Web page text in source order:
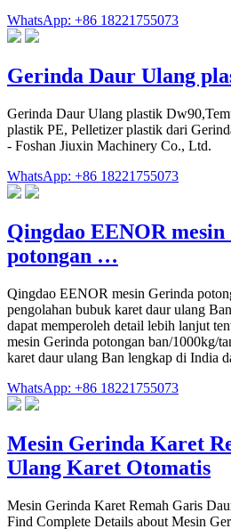
WhatsApp: +86 18221755073
Gerinda Daur Ulang
Gerinda Daur Ulang plastik
plastik PE, Pelletizer plastik dari
- Foshan Jiuxin Machinery Co., Ltd.
WhatsApp: +86 18221755073
Qingdao EENOR
potongan …
Qingdao EENOR mesin Gerinda
pengolahan bubuk karet daur ulang
dapat memperoleh detail lebih lanjut
mesin Gerinda potongan ban/1000kg/
karet daur ulang Ban lengkap di India
WhatsApp: +86 18221755073
Mesin Gerinda Karet
Ulang Karet Otomatis
Mesin Gerinda Karet Remah Garis
Find Complete Details about Mesin